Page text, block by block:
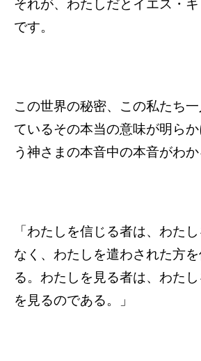
それが、わたしだとイエス・
です。
この世界の秘密、この私たち
ているその本当の意味が明ら
う神さまの本音中の本音がわか
「わたしを信じる者は、わた
なく、わたしを遣わされた方
る。わたしを見る者は、わた
を見るのである。」